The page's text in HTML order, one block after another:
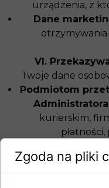
urządzenia, z
Dane
VI.
Twoje dane
Podmiotom
Administratora
kurierskim,
na zasadach
Zgoda na pliki